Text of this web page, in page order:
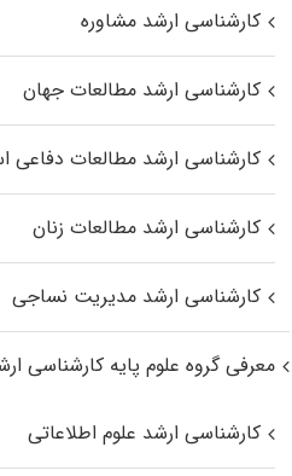
کارشناسی ارشد مشاوره
کارشناسی ارشد مطالعات جهان
کارشناسی ارشد مطالعات دفاعی
کارشناسی ارشد مطالعات زنان
کارشناسی ارشد مدیریت نساجی
معرفی گروه علوم پایه کارشناسی
کارشناسی ارشد علوم اطلاعاتی